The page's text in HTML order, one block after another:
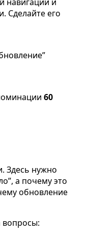
Сделайте его
60
Здесь нужно
а почему это
обновление
вопросы: